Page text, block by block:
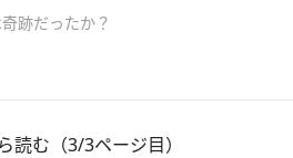
跡だったか？
読む（3/3ページ目）